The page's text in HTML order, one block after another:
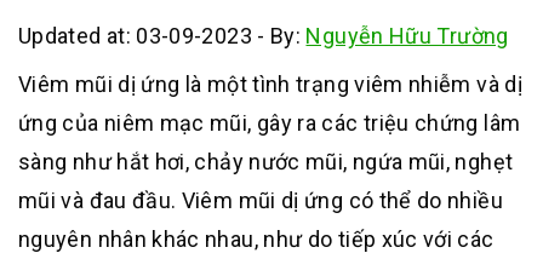
Updated at: 03-09-2023 - By: Nguyễn Hữu Trường
Viêm mũi dị ứng là một tình trạng viêm nhiễm và dị
ứng của niêm mạc mũi, gây ra các triệu chứng lâm
sàng như hắt hơi, chảy nước mũi, ngứa mũi, nghẹt
mũi và đau đầu. Viêm mũi dị ứng có thể do nhiều
nguyên nhân khác nhau, như do tiếp xúc với các